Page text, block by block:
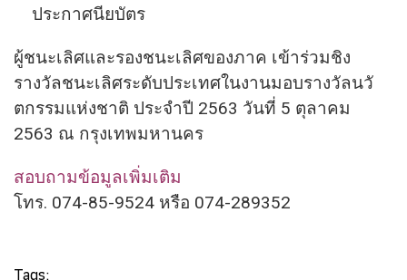
ประกาศนียบัตร
ผู้ชนะเลิศและรองชนะเลิศของภาค เข้าร่วมชิง
รางวัลชนะเลิศระดับประเทศในงานมอบรางวัลนวั
ตกรรมแห่งชาติ ประจำปี 2563 วันที่ 5 ตุลาคม
2563 ณ กรุงเทพมหานคร
สอบถามข้อมูลเพิ่มเติม
โทร. 074-85-9524 หรือ 074-289352
Tags: